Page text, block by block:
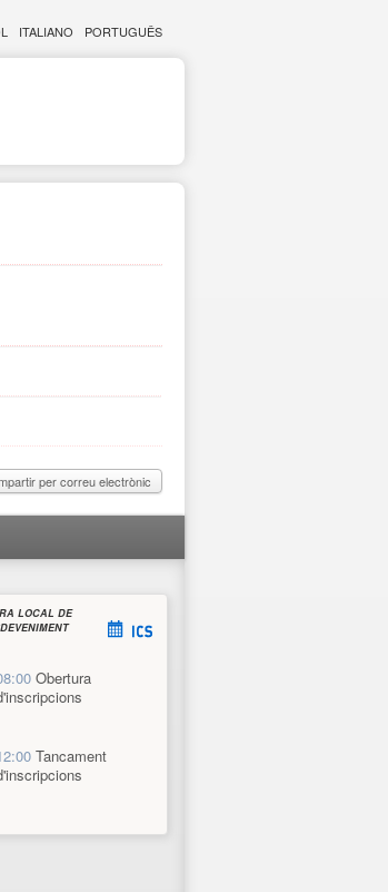
ITALIANO PORTUGUÊS
per correu electrònic
LOCAL DE
Obertura
Tancament
Data d'inici